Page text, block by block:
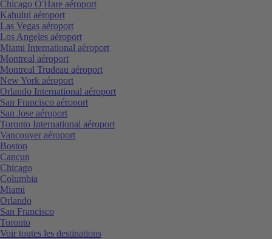
Chicago O'Hare aéroport
Kahului aéroport
Las Vegas aéroport
Los Angeles aéroport
Miami International aéroport
Montreal aéroport
Montreal Trudeau aéroport
New York aéroport
Orlando International aéroport
San Francisco aéroport
San Jose aéroport
Toronto International aéroport
Vancouver aéroport
Boston
Cancun
Chicago
Columbia
Miami
Orlando
San Francisco
Toronto
Voir toutes les destinations